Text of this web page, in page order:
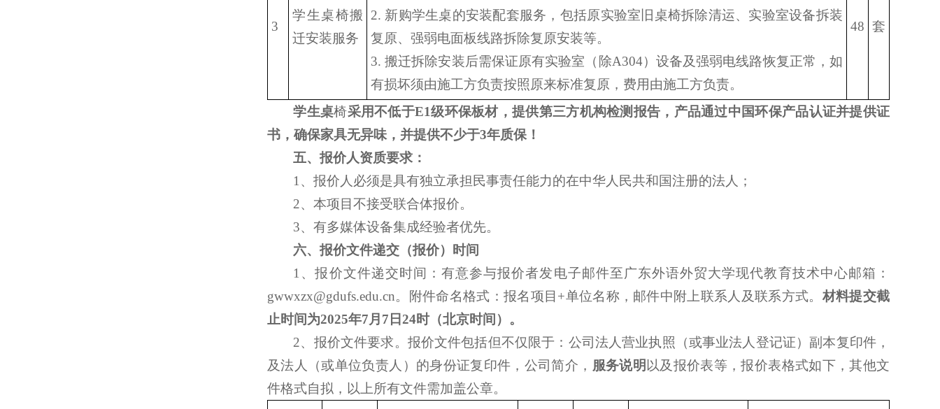
3
学生桌椅搬
迁安装服务
2. 新购学生桌的安装配套服务，包括原实验室旧桌椅拆除清运、实验室设备拆装
复原、强弱电面板线路拆除复原安装等。
3. 搬迁拆除安装后需保证原有实验室（除A304）设备及强弱电线路恢复正常，如
有损坏须由施工方负责按照原来标准复原，费用由施工方负责。
48 套
学生桌椅采用不低于E1级环保板材，提供第三方机构检测报告，产品通过中国环保产品认证并提供证
书，确保家具无异味， 并提供不少于3年质保！
五、报价人资质要求：
1、报价人必须是具有独立承担民事责任能力的在中华人民共和国注册的法人；
2、本项目不接受联合体报价。
3、有多媒体设备集成经验者优先。
六、报价文件递交（报价）时间
1、报价文件递交时间：有意参与报价者发电子邮件至广东外语外贸大学现代教育技术中心邮箱：
gwwxzx@gdufs.edu.cn。附件命名格式：报名项目+单位名称，邮件中附上联系人及联系方式。 材料提交截
止时间为2025年7月7日24时（北京时间）。
2、报价文件要求。报价文件包括但不仅限于：公司法人营业执照（或事业法人登记证）副本复印件，
及法人（或单位负责人）的身份证复印件，公司简介， 服务说明 以及报价表等，报价表格式如下，其他文
件格式自拟，以上所有文件需加盖公章。